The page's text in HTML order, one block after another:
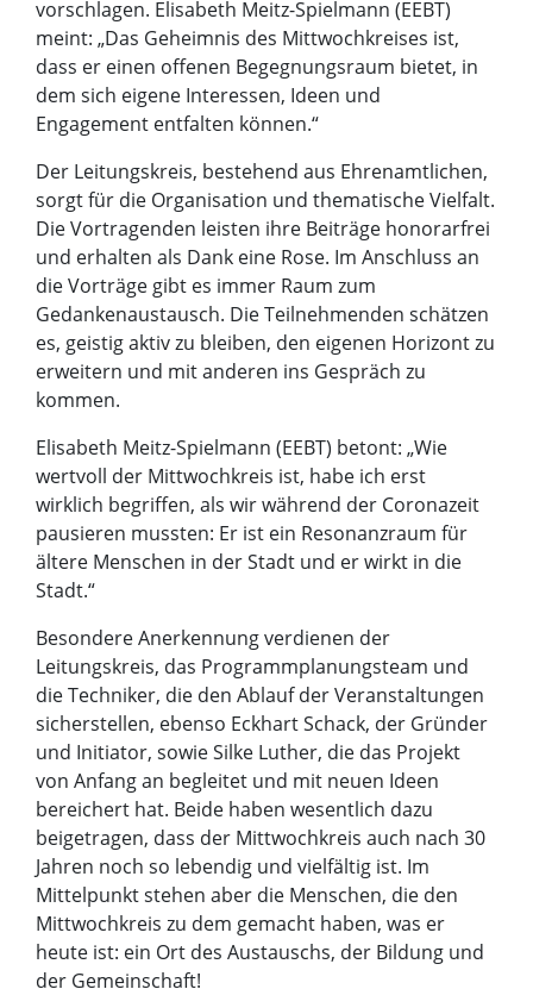
vorschlagen. Elisabeth Meitz-Spielmann (EEBT)
meint: „Das Geheimnis des Mittwochkreises ist,
dass er einen offenen Begegnungsraum bietet, in
dem sich eigene Interessen, Ideen und
Engagement entfalten können.“
Der Leitungskreis, bestehend aus Ehrenamtlichen,
sorgt für die Organisation und thematische Vielfalt.
Die Vortragenden leisten ihre Beiträge honorarfrei
und erhalten als Dank eine Rose. Im Anschluss an
die Vorträge gibt es immer Raum zum
Gedankenaustausch. Die Teilnehmenden schätzen
es, geistig aktiv zu bleiben, den eigenen Horizont zu
erweitern und mit anderen ins Gespräch zu
kommen.
Elisabeth Meitz-Spielmann (EEBT) betont: „Wie
wertvoll der Mittwochkreis ist, habe ich erst
wirklich begriffen, als wir während der Coronazeit
pausieren mussten: Er ist ein Resonanzraum für
ältere Menschen in der Stadt und er wirkt in die
Stadt.“
Besondere Anerkennung verdienen der
Leitungskreis, das Programmplanungsteam und
die Techniker, die den Ablauf der Veranstaltungen
sicherstellen, ebenso Eckhart Schack, der Gründer
und Initiator, sowie Silke Luther, die das Projekt
von Anfang an begleitet und mit neuen Ideen
bereichert hat. Beide haben wesentlich dazu
beigetragen, dass der Mittwochkreis auch nach 30
Jahren noch so lebendig und vielfältig ist. Im
Mittelpunkt stehen aber die Menschen, die den
Mittwochkreis zu dem gemacht haben, was er
heute ist: ein Ort des Austauschs, der Bildung und
der Gemeinschaft!